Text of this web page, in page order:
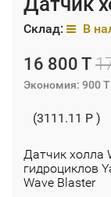
Склад: В
16 800 T
Экономия: 900 T
(3111.11 P )
Датчик холла
гидроциклов
Wave Blaster